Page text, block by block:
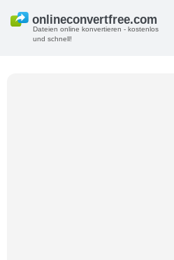
Dateien online konvertieren - kostenlos
und schnell!